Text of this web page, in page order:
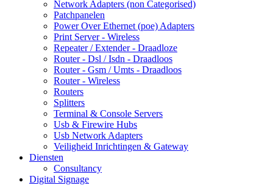
Network Adapters (non Categorised)
Patchpanelen
Power Over Ethernet (poe) Adapters
Print Server - Wireless
Repeater / Extender - Draadloze
Router - Dsl / Isdn - Draadloos
Router - Gsm / Umts - Draadloos
Router - Wireless
Routers
Splitters
Terminal & Console Servers
Usb & Firewire Hubs
Usb Network Adapters
Veiligheid Inrichtingen & Gateway
Diensten
Consultancy
Digital Signage